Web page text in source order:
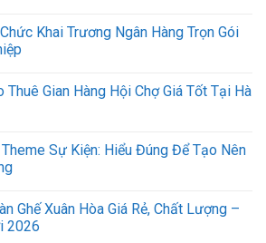
Khai Trương Ngân Hàng Trọn Gói
Thuê Gian Hàng Hội Chợ Giá Tốt Tại Hà
Sự Kiện: Hiểu Đúng Để Tạo Nên
Ghế Xuân Hòa Giá Rẻ, Chất Lượng –
2026